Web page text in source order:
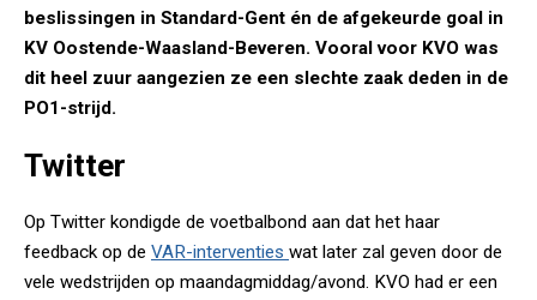
beslissingen in Standard-Gent én de afgekeurde goal in
KV Oostende-Waasland-Beveren. Vooral voor KVO was
dit heel zuur aangezien ze een slechte zaak deden in de
PO1-strijd.
Twitter
Op Twitter kondigde de voetbalbond aan dat het haar
feedback op de VAR-interventies wat later zal geven door de
vele wedstrijden op maandagmiddag/avond. KVO had er een